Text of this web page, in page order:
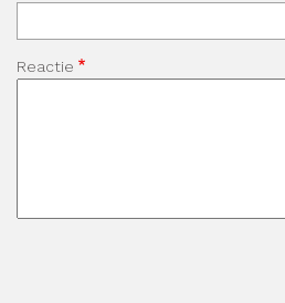
Reactie